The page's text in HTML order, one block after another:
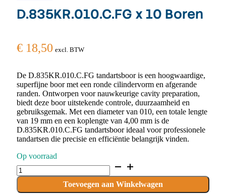
D.835KR.010.C.FG x 10 Boren
€ 18,50 excl. BTW
De D.835KR.010.C.FG tandartsboor is een hoogwaardige,
superfijne boor met een ronde cilindervorm en afgerande
randen. Ontworpen voor nauwkeurige cavity preparation,
biedt deze boor uitstekende controle, duurzaamheid en
gebruiksgemak. Met een diameter van 010, een totale lengte
van 19 mm en een koplengte van 4,00 mm is de
D.835KR.010.C.FG tandartsboor ideaal voor professionele
tandartsen die precisie en efficiëntie belangrijk vinden.
Op voorraad
D.835KR.010.C.FG
x
Boren
Toevoegen aan Winkelwagen